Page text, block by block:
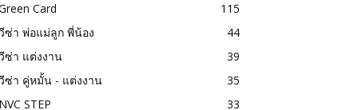
Card
115
ซ่า พ่อแม่ลูก พี่น้อง
44
ซ่า แต่งงาน
39
ซ่า คู่หมั้น - แต่งงาน
35
NVC STEP
33